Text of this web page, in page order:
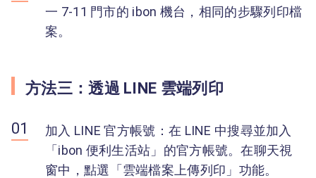
一 7-11 門市的 ibon 機台，相同的步驟列印檔
案。
方法三：透過 LINE 雲端列印
加入 LINE 官方帳號：在 LINE 中搜尋並加入
「ibon 便利生活站」的官方帳號。在聊天視
窗中，點選「雲端檔案上傳列印」功能。